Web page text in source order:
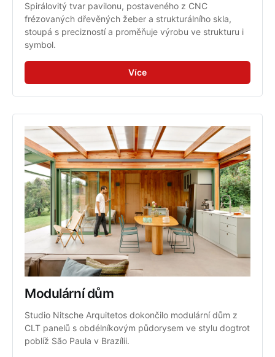
Spirálovitý tvar pavilonu, postaveného z CNC
frézovaných dřevěných žeber a strukturálního skla,
stoupá s precizností a proměňuje výrobu ve strukturu i
symbol.
Více
Modulární dům
Studio Nitsche Arquitetos dokončilo modulární dům z
CLT panelů s obdélníkovým půdorysem ve stylu dogtrot
poblíž São Paula v Brazílii.